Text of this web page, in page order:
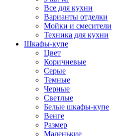
Все для кухни
Варианты отделки
Мойки и смесители
Техника для кухни
Шкафы-купе
Цвет
Коричневые
Серые
Темные
Черные
Светлые
Белые шкафы-купе
Венге
Размер
Маленькие